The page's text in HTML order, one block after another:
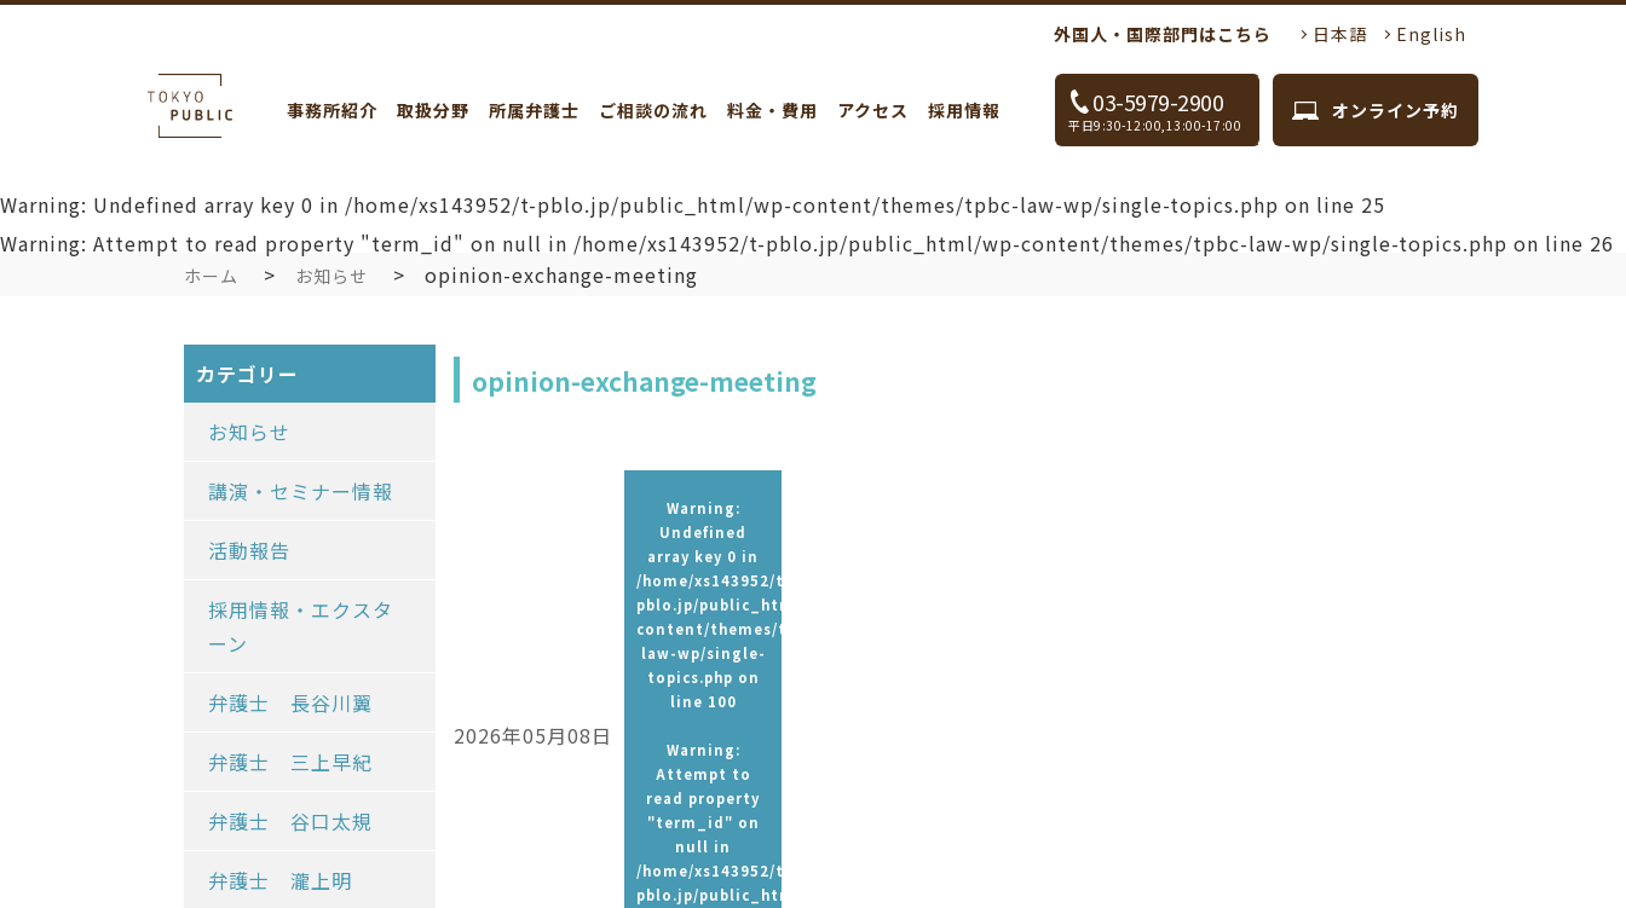
外国人・国際部門はこちら 日本語 English
事務所紹介 取扱分野 所属弁護士 ご相談の流れ 料金・費用 アクセス 採用情報 03-5979-2900
平日9:30-12:00,13:00-17:00
オンライン予約
Warning: Undefined array key 0 in /home/xs143952/t-pblo.jp/public_html/wp-content/themes/tpbc-law-wp/single-topics.php on line 25
Warning: Attempt to read property "term_id" on null in /home/xs143952/t-pblo.jp/public_html/wp-content/themes/tpbc-law-wp/single-topics.php on line 26
ホーム お知らせ opinion-exchange-meeting
カテゴリー
お知らせ
講演・セミナー情報
活動報告
採用情報・エクスタ
ーン
弁護士 長谷川翼
弁護士 三上早紀
弁護士 谷口太規
弁護士 瀧上明
opinion-exchange-meeting
2026年05月08日
Warning:
Undefined
array key 0 in
/home/xs143952/t-
pblo.jp/public_html/wp-
content/themes/tpbc-
law-wp/single-
topics.php on
line 100
Warning:
Attempt to
read property
"term_id" on
null in
/home/xs143952/t-
pblo.jp/public_html/wp-